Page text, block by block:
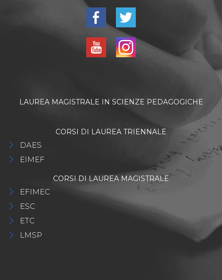
LAUREA MAGISTRALE IN SCIENZE PEDAGOGICHE
CORSI DI LAUREA TRIENNALE
DAES
EIMEF
CORSI DI LAUREA MAGISTRALE
EFIMEC
ESC
ETC
LMSP